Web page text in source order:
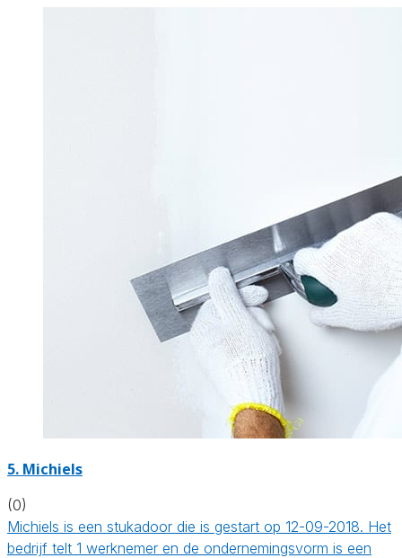
5. Michiels
(0)
Michiels is een stukadoor die is gestart op 12-09-2018. Het
bedrijf telt 1 werknemer en de ondernemingsvorm is een